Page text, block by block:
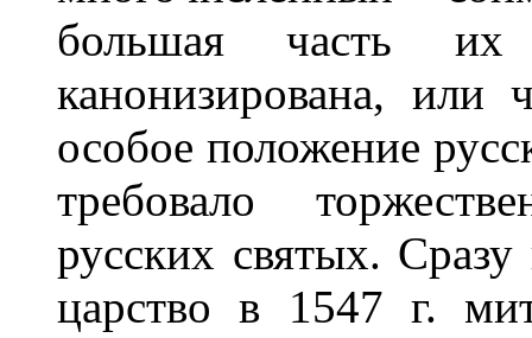
большая часть
канонизирована,
особое положение
требовало
русских святых.
царство в 1547 г.